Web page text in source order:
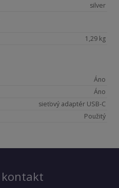
silver
1,29 kg
Áno
Áno
sieťový adaptér USB-C
Použitý
kontakt